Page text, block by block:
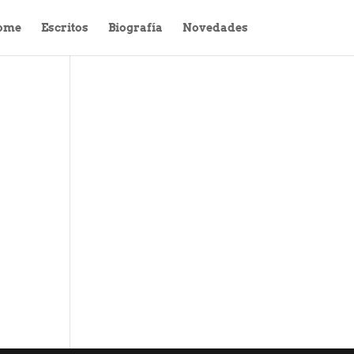
Escritos Biografía Novedades